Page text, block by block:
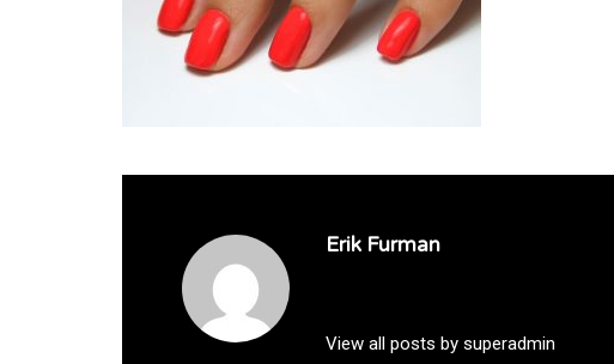
Erik Furman
View all posts by superadmin